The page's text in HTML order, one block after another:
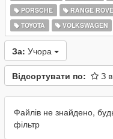
PORSCHE
RANGE
TOYOTA
VOLKSWAGEN
За: Учора
Відсортувати по: З
Файлів не знайдено,
фільтр